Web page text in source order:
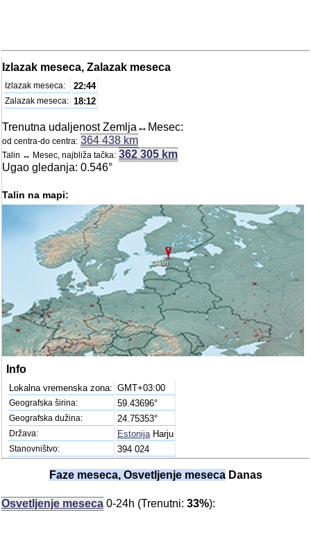
Izlazak meseca, Zalazak meseca
Izlazak meseca: 22:44
Zalazak meseca: 18:12
Trenutna udaljenost Zemlja↔Mesec:
od centra-do centra: 364 438 km
Talin ↔ Mesec, najbliža tačka: 362 305 km
Ugao gledanja: 0.546°
Talin na mapi:
Talin
Info
Lokalna vremenska zona: GMT+03:00
Geografska širina: 59.43696°
Geografska dužina: 24.75353°
Država: Estonija Harju
Stanovništvo: 394 024
Faze meseca, Osvetljenje mesecaDanas
Osvetljenje meseca 0-24h (Trenutni: 33%):